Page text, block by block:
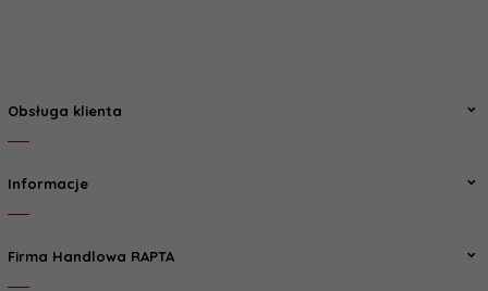
Obsługa klienta
Informacje
Firma Handlowa RAPTA